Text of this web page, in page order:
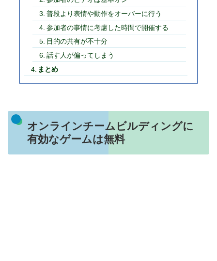
普段より表情や動作をオーバーに行う
参加者の事情に考慮した時間で開催する
目的の共有が不十分
話す人が偏ってしまう
まとめ
オンラインチームビルディングに
有効なゲームは無料